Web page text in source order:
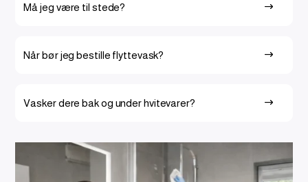
$
Må jeg være til stede?
$
Når bør jeg bestille flyttevask?
$
Vasker dere bak og under hvitevarer?